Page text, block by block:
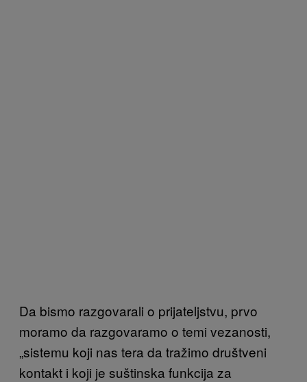
Da bismo razgovarali o prijateljstvu, prvo
moramo da razgovaramo o temi vezanosti,
„sistemu koji nas tera da tražimo društveni
kontakt i koji je suštinska funkcija za